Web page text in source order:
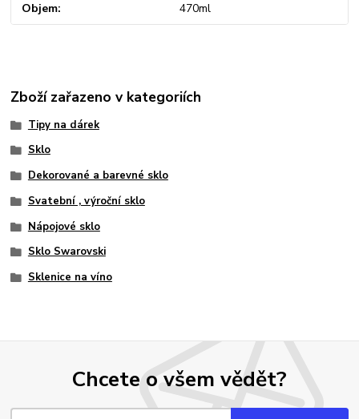
Objem 470ml
Zboží zařazeno v kategoriích
Tipy na dárek
Sklo
Dekorované a barevné sklo
Svatební , výroční sklo
Nápojové sklo
Sklo Swarovski
Sklenice na víno
Chcete o všem vědět?